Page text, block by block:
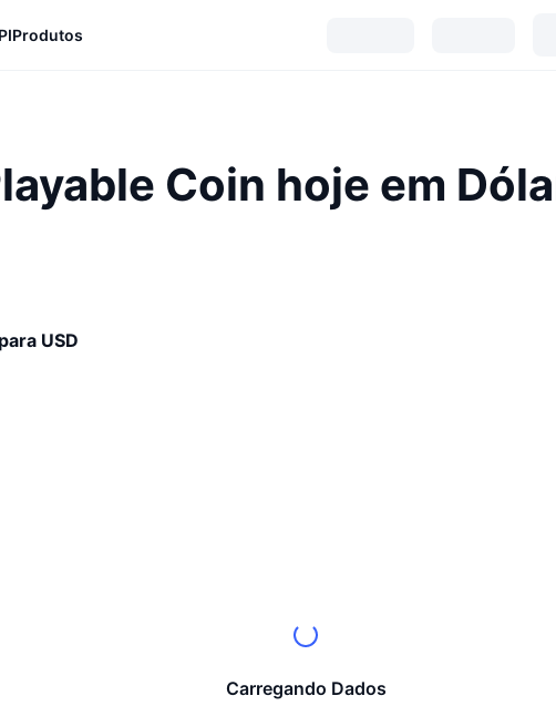
Produtos
Coin hoje em
USD
Carregando Dados